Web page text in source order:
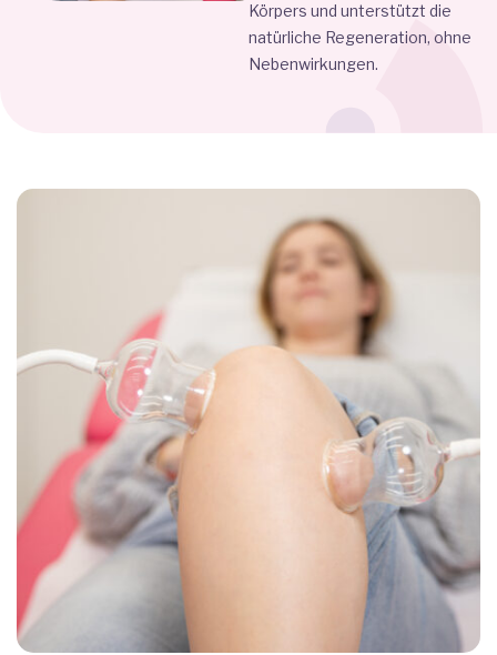
Körpers und unterstützt die
natürliche Regeneration, ohne
Nebenwirkungen.